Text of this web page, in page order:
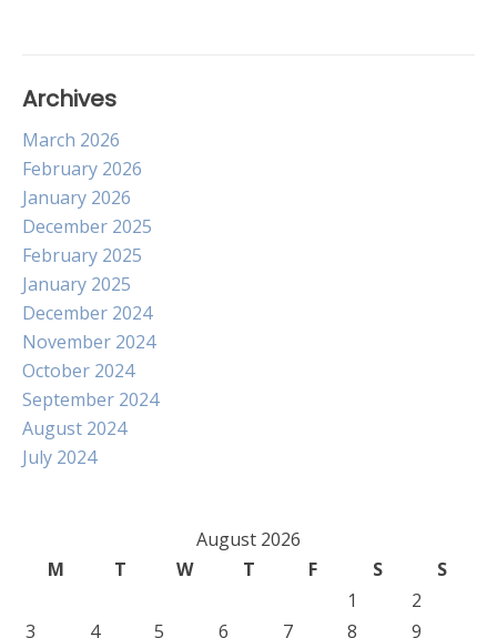
Archives
March 2026
February 2026
January 2026
December 2025
February 2025
January 2025
December 2024
November 2024
October 2024
September 2024
August 2024
July 2024
August 2026
M
T W T F S
S
1
2
3
4 5 6 7 8 9